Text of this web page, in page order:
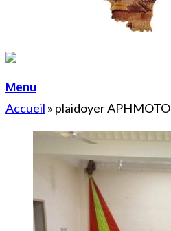
Menu
Accueil » plaidoyer APHMOTO